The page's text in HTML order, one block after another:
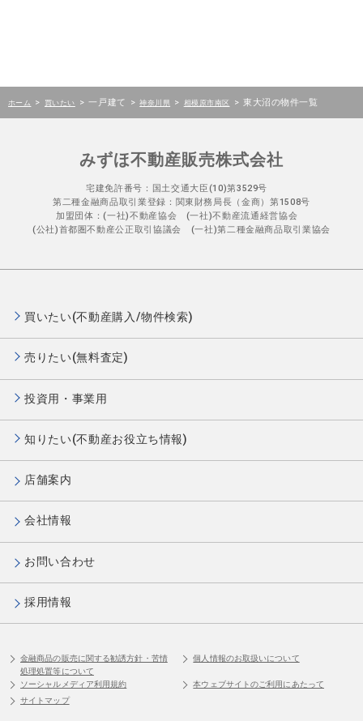
ホーム > 買いたい > 一戸建て > 神奈川県 > 相模原市南区 > 東大沼の物件一覧
みずほ不動産販売株式会社
宅建免許番号：国土交通大臣(10)第3529号
第二種金融商品取引業登録：関東財務局長（金商）第1508号
加盟団体：(一社)不動産協会 (一社)不動産流通経営協会
(公社)首都圏不動産公正取引協議会 (一社)第二種金融商品取引業協会
買いたい(不動産購入/物件検索)
売りたい(無料査定)
投資用・事業用
知りたい(不動産お役立ち情報)
店舗案内
会社情報
お問い合わせ
採用情報
金融商品の販売に関する勧誘方針・苦情
処理処置等について
個人情報のお取扱いについて
ソーシャルメディア利用規約
本ウェブサイトのご利用にあたって
サイトマップ